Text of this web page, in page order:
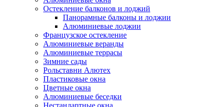
Остекление балконов и лоджий
Панорамные балконы и лоджии
Алюминиевые лоджии
Французское остекление
Алюминиевые веранды
Алюминиевые террасы
Зимние сады
Рольставни Алютех
Пластиковые окна
Цветные окна
Алюминиевые беседки
Нестандартные окна